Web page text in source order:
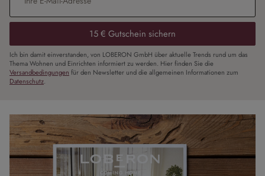
15 € Gutschein sichern
Ich bin damit einverstanden, von LOBERON GmbH über aktuelle Trends rund um das
Thema Wohnen und Einrichten informiert zu werden. Hier finden Sie die
Versandbedingungen für den Newsletter und die allgemeinen Informationen zum
Datenschutz.